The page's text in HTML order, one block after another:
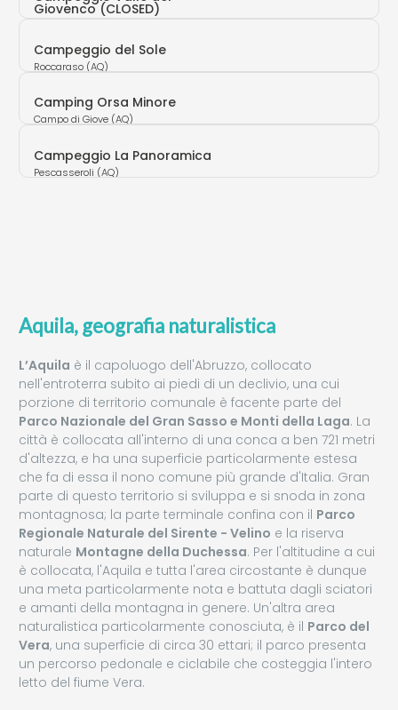
Giovenco (CLOSED)
Campeggio del Sole
Roccaraso (AQ)
Camping Orsa Minore
Campo di Giove (AQ)
Campeggio La Panoramica
Pescasseroli (AQ)
Aquila, geografia naturalistica
L’Aquila è il capoluogo dell'Abruzzo, collocato
nell'entroterra subito ai piedi di un declivio, una cui
porzione di territorio comunale è facente parte del
Parco Nazionale del Gran Sasso e Monti della Laga. La
città è collocata all'interno di una conca a ben 721 metri
d'altezza, e ha una superficie particolarmente estesa
che fa di essa il nono comune più grande d'Italia. Gran
parte di questo territorio si sviluppa e si snoda in zona
montagnosa; la parte terminale confina con il Parco
Regionale Naturale del Sirente - Velino e la riserva
naturale Montagne della Duchessa. Per l'altitudine a cui
è collocata, l'Aquila e tutta l'area circostante è dunque
una meta particolarmente nota e battuta dagli sciatori
e amanti della montagna in genere. Un'altra area
naturalistica particolarmente conosciuta, è il Parco del
Vera, una superficie di circa 30 ettari; il parco presenta
un percorso pedonale e ciclabile che costeggia l'intero
letto del fiume Vera.